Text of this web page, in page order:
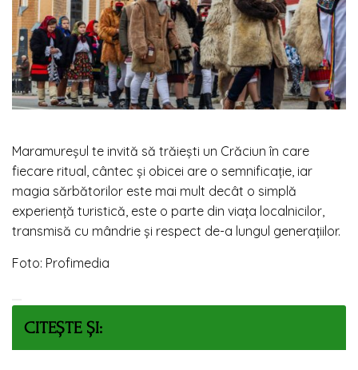
Maramureșul te invită să trăiești un Crăciun în care
fiecare ritual, cântec și obicei are o semnificație, iar
magia sărbătorilor este mai mult decât o simplă
experiență turistică, este o parte din viața localnicilor,
transmisă cu mândrie și respect de-a lungul generațiilor.
Foto: Profimedia
CITEȘTE ȘI: